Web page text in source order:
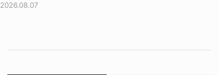
2026.08.07